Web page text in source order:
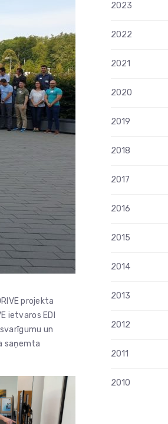
projekta
ietvaros EDI
un
saņemta
2023
2022
2021
2020
2019
2018
2017
2016
2015
2014
2013
2012
2011
2010